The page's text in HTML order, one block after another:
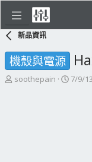
新品資訊
機殼與電源
主
soothepain
開
7/9/13